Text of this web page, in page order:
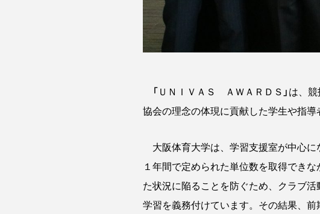
「ＵＮＩＶＡＳ ＡＷＡＲＤＳ」は、
協会の理念の体現に貢献した学生や指導
大阪体育大学は、学習支援室が中心
１年間で定められた単位数を取得でき
た状況に陥ることを防ぐため、クラブ
学習を義務付けています。その結果、